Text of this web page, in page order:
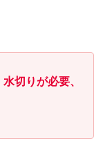
水切りが必要、